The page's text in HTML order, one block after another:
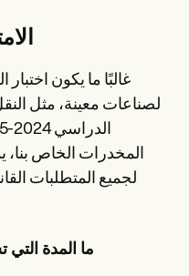
غالبًا ما يكون
لصناعات معينة، مثل
المخدرات الخاص
لجميع المتطلبات
ما المدة التي